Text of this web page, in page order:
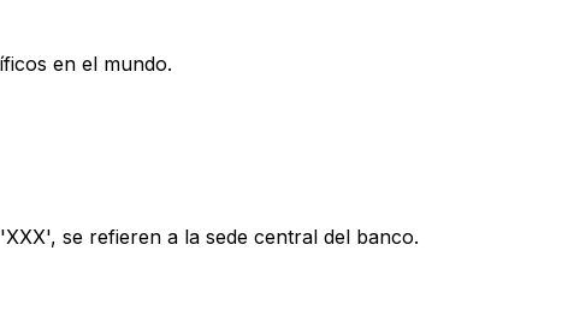
en el mundo.
se refieren a la sede central del banco.